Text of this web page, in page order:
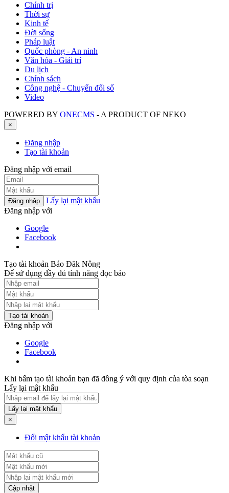
Chính trị
Thời sự
Kinh tế
Đời sống
Pháp luật
Quốc phòng - An ninh
Văn hóa - Giải trí
Du lịch
Chính sách
Công nghệ - Chuyển đổi số
Video
POWERED BY ONECMS - A PRODUCT OF NEKO
×
Đăng nhập
Tạo tài khoản
Đăng nhập với email
Đăng nhập
Lấy lại mật khẩu
Đăng nhập với
Google
Facebook
Tạo tài khoản Báo Đăk Nông
Để sử dụng đầy đủ tính năng đọc báo
Tạo tài khoản
Đăng nhập với
Google
Facebook
Khi bấm tạo tài khoản bạn đã đồng ý với quy định của tòa soạn
Lấy lại mật khẩu
Lấy lại mật khẩu
×
Đổi mật khẩu tài khoản
Cập nhật